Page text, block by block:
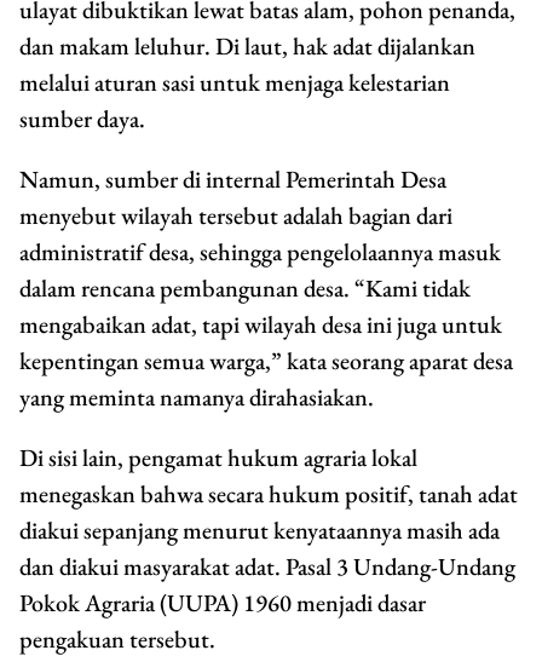
ulayat dibuktikan lewat batas alam, pohon penanda,
dan makam leluhur. Di laut, hak adat dijalankan
melalui aturan sasi untuk menjaga kelestarian
sumber daya.
Namun, sumber di internal Pemerintah Desa
menyebut wilayah tersebut adalah bagian dari
administratif desa, sehingga pengelolaannya masuk
dalam rencana pembangunan desa. “Kami tidak
mengabaikan adat, tapi wilayah desa ini juga untuk
kepentingan semua warga,” kata seorang aparat desa
yang meminta namanya dirahasiakan.
Di sisi lain, pengamat hukum agraria lokal
menegaskan bahwa secara hukum positif, tanah adat
diakui sepanjang menurut kenyataannya masih ada
dan diakui masyarakat adat. Pasal 3 Undang-Undang
Pokok Agraria (UUPA) 1960 menjadi dasar
pengakuan tersebut.